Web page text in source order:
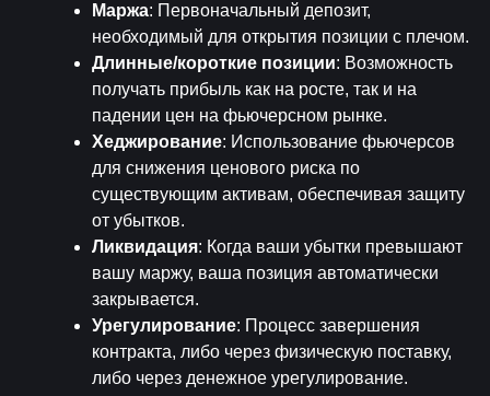
Маржа: Первоначальный депозит,
необходимый для открытия позиции с плечом.
Длинные/короткие позиции: Возможность
получать прибыль как на росте, так и на
падении цен на фьючерсном рынке.
Хеджирование: Использование фьючерсов
для снижения ценового риска по
существующим активам, обеспечивая защиту
от убытков.
Ликвидация: Когда ваши убытки превышают
вашу маржу, ваша позиция автоматически
закрывается.
Урегулирование: Процесс завершения
контракта, либо через физическую поставку,
либо через денежное урегулирование.